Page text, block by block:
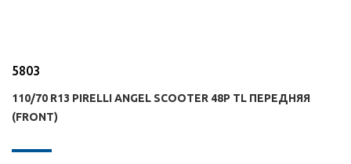
5803
110/70 R13 PIRELLI ANGEL SCOOTER 48P TL ПЕРЕДНЯЯ
(FRONT)